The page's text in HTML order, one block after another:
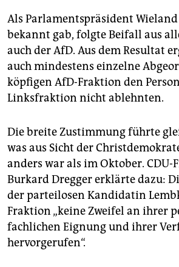
Als Parlamentspräsident Wieland
bekannt gab, folgte Beifall aus
auch der AfD. Aus dem Resultat
auch mindestens einzelne
köpfigen AfD-Fraktion den
Linksfraktion nicht ablehnten.
Die breite Zustimmung führte
was aus Sicht der
anders war als im Oktober. CDU-
Burkard Dregger erklärte dazu:
der parteilosen Kandidatin
Fraktion „keine Zweifel an ihrer
fachlichen Eignung und ihrer
hervorgerufen“.